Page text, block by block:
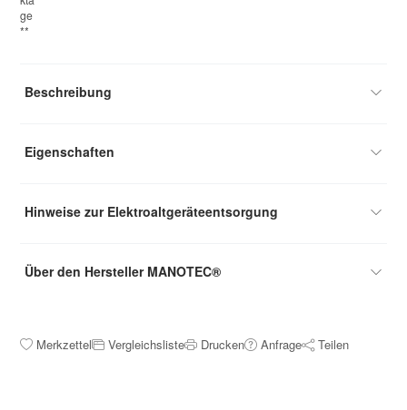
Beschreibung
Eigenschaften
Hinweise zur Elektroaltgeräteentsorgung
Über den Hersteller MANOTEC®
Merkzettel Vergleichsliste Drucken Anfrage Teilen